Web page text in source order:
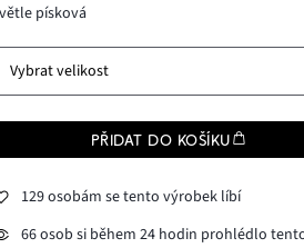
písková
Vybrat velikost
PŘIDAT DO KOŠÍKU
129 osobám se tento výrobek líbí
66 osob si během 24 hodin prohlédlo